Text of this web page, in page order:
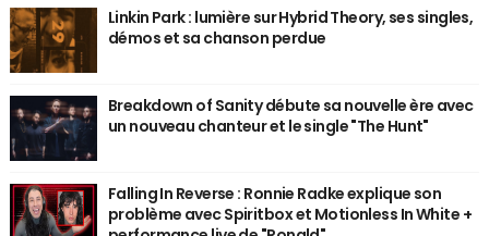
Linkin Park : lumière sur Hybrid Theory, ses singles,
démos et sa chanson perdue
Breakdown of Sanity débute sa nouvelle ère avec
un nouveau chanteur et le single "The Hunt"
Falling In Reverse : Ronnie Radke explique son
problème avec Spiritbox et Motionless In White +